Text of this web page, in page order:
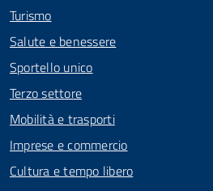
Turismo
Salute e benessere
Sportello unico
Terzo settore
Mobilità e trasporti
Imprese e commercio
Cultura e tempo libero